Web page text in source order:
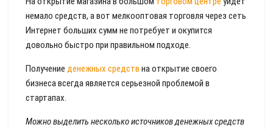
немало средств, а вот мелкооптовая торговля через сеть
Интернет больших сумм не потребует и окупится
довольно быстро при правильном подходе.
Получение денежных средств на открытие своего
бизнеса всегда является серьезной проблемой в
стартапах.
Можно выделить несколько источников денежных средств